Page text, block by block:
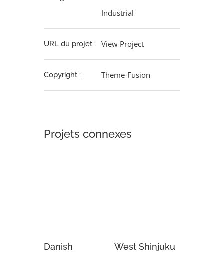
Industrial
URL du projet : View Project
Copyright : Theme-Fusion
Projets connexes
Danish
West Shinjuku